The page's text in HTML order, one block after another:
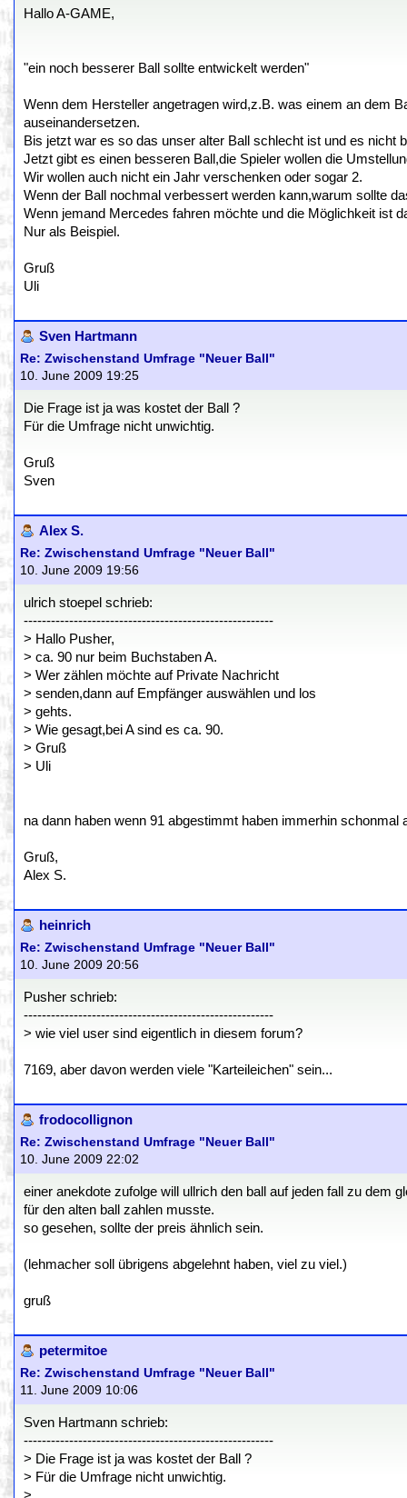
Hallo A-GAME,
"ein noch besserer Ball sollte entwickelt werden"
Wenn dem Hersteller angetragen wird,z.B. was einem an dem
auseinandersetzen.
Bis jetzt war es so das unser alter Ball schlecht ist und es nicht
Jetzt gibt es einen besseren Ball,die Spieler wollen die
Wir wollen auch nicht ein Jahr verschenken oder sogar 2.
Wenn der Ball nochmal verbessert werden kann,warum sollte
Wenn jemand Mercedes fahren möchte und die Möglichkeit ist
Nur als Beispiel.
Gruß
Uli
Sven Hartmann
Re: Zwischenstand Umfrage "Neuer Ball"
10. June 2009 19:25
Die Frage ist ja was kostet der Ball ?
Für die Umfrage nicht unwichtig.
Gruß
Sven
Alex S.
Re: Zwischenstand Umfrage "Neuer Ball"
10. June 2009 19:56
ulrich stoepel schrieb:
-------------------------------------------------------
> Hallo Pusher,
> ca. 90 nur beim Buchstaben A.
> Wer zählen möchte auf Private Nachricht
> senden,dann auf Empfänger auswählen und los
> gehts.
> Wie gesagt,bei A sind es ca. 90.
> Gruß
> Uli
na dann haben wenn 91 abgestimmt haben immerhin schonmal
Gruß,
Alex S.
heinrich
Re: Zwischenstand Umfrage "Neuer Ball"
10. June 2009 20:56
Pusher schrieb:
-------------------------------------------------------
> wie viel user sind eigentlich in diesem forum?
7169, aber davon werden viele "Karteileichen" sein...
frodocollignon
Re: Zwischenstand Umfrage "Neuer Ball"
10. June 2009 22:02
einer anekdote zufolge will ullrich den ball auf jeden fall zu dem
für den alten ball zahlen musste.
so gesehen, sollte der preis ähnlich sein.
(lehmacher soll übrigens abgelehnt haben, viel zu viel.)
gruß
petermitoe
Re: Zwischenstand Umfrage "Neuer Ball"
11. June 2009 10:06
Sven Hartmann schrieb:
-------------------------------------------------------
> Die Frage ist ja was kostet der Ball ?
> Für die Umfrage nicht unwichtig.